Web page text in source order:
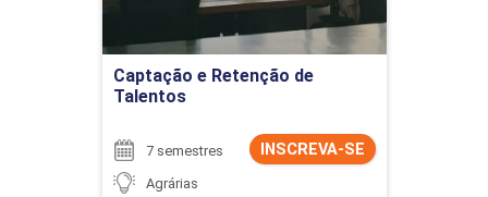
Captação e Retenção de
Talentos
INSCREVA-SE
7 semestres
Agrárias
Ir para Inscrição